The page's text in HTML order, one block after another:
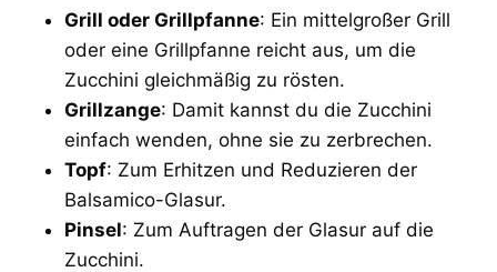
Grill oder Grillpfanne: Ein mittelgroßer Grill
oder eine Grillpfanne reicht aus, um die
Zucchini gleichmäßig zu rösten.
Grillzange: Damit kannst du die Zucchini
einfach wenden, ohne sie zu zerbrechen.
Topf: Zum Erhitzen und Reduzieren der
Balsamico-Glasur.
Pinsel: Zum Auftragen der Glasur auf die
Zucchini.